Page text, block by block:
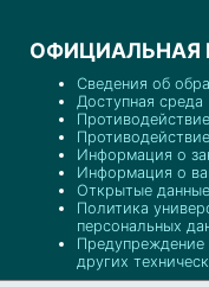
ОФИЦИАЛЬНАЯ
Сведения об
Доступная среда
Информация о
Информация о
Открытые
Политика
персональных
других